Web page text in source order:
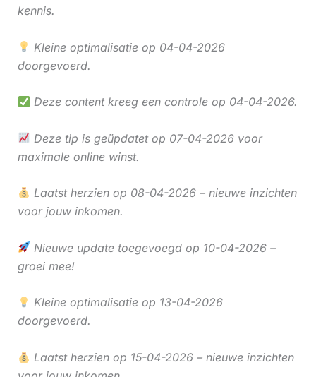
kennis.
Kleine optimalisatie op 04-04-2026
doorgevoerd.
Deze content kreeg een controle op 04-04-2026.
Deze tip is geüpdatet op 07-04-2026 voor
maximale online winst.
Laatst herzien op 08-04-2026 – nieuwe inzichten
voor jouw inkomen.
Nieuwe update toegevoegd op 10-04-2026 –
groei mee!
Kleine optimalisatie op 13-04-2026
doorgevoerd.
Laatst herzien op 15-04-2026 – nieuwe inzichten